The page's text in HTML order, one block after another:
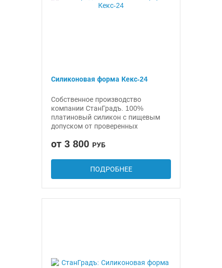
Силиконовая форма Кекс-24
Собственное производство
компании СтанГрадъ. 100%
платиновый силикон с пищевым
допуском от проверенных
увеличенным ресурсом для
эксплуатации в промышленных
от 3 800 РУБ
ПОДРОБНЕЕ